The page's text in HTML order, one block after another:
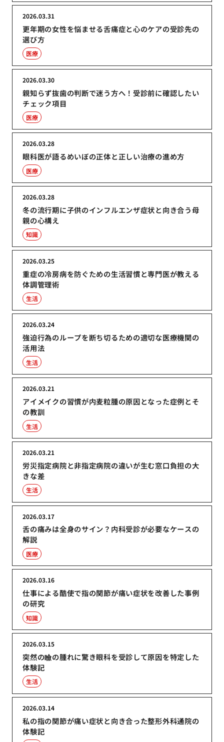
更年期の女性を悩ませる舌痛症と心のケアの受診先の
選び方
2026.03.31
医療
親知らず抜歯の判断で迷う方へ！受診前に確認したい
チェック項目
2026.03.30
医療
眼科医が語るめいぼの正体と正しい治療の進め方
2026.03.28
医療
冬の流行期に子供のインフルエンザ症状と向き合う母
親の心構え
2026.03.28
知識
重症の冷房病を防ぐための生活習慣と専門医が教える
体調管理術
2026.03.25
生活
強迫行為のループを断ち切るための適切な医療機関の
活用法
2026.03.24
生活
アイメイクの習慣が内麦粒腫の原因となった症例とそ
の教訓
2026.03.21
生活
労災指定病院と非指定病院の違いが生む窓口負担の大
きな差
2026.03.21
生活
舌の痛みは全身のサイン？内科受診が必要なケースの
解説
2026.03.17
医療
仕事による酷使で指の関節が痛い症状を改善した事例
の研究
2026.03.16
知識
突然の瞼の腫れに驚き眼科を受診して原因を特定した
体験記
2026.03.15
生活
私の指の関節が痛い症状と向き合った整形外科通院の
体験記
2026.03.14